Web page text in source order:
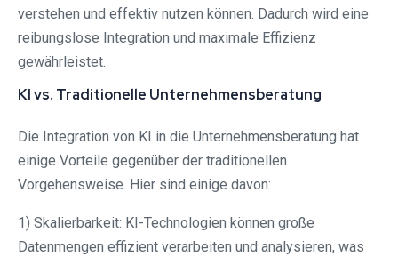
verstehen und effektiv nutzen können. Dadurch wird eine
reibungslose Integration und maximale Effizienz
gewährleistet.
KI vs. Traditionelle Unternehmensberatung
Die Integration von KI in die Unternehmensberatung hat
einige Vorteile gegenüber der traditionellen
Vorgehensweise. Hier sind einige davon:
1) Skalierbarkeit: KI-Technologien können große
Datenmengen effizient verarbeiten und analysieren, was